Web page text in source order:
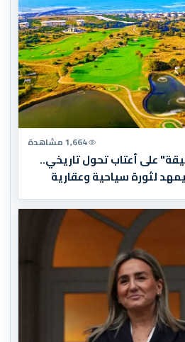
1,664 مشاهدة
على أعتاب تحول تاريخي..
لثورة سياحية وعقارية